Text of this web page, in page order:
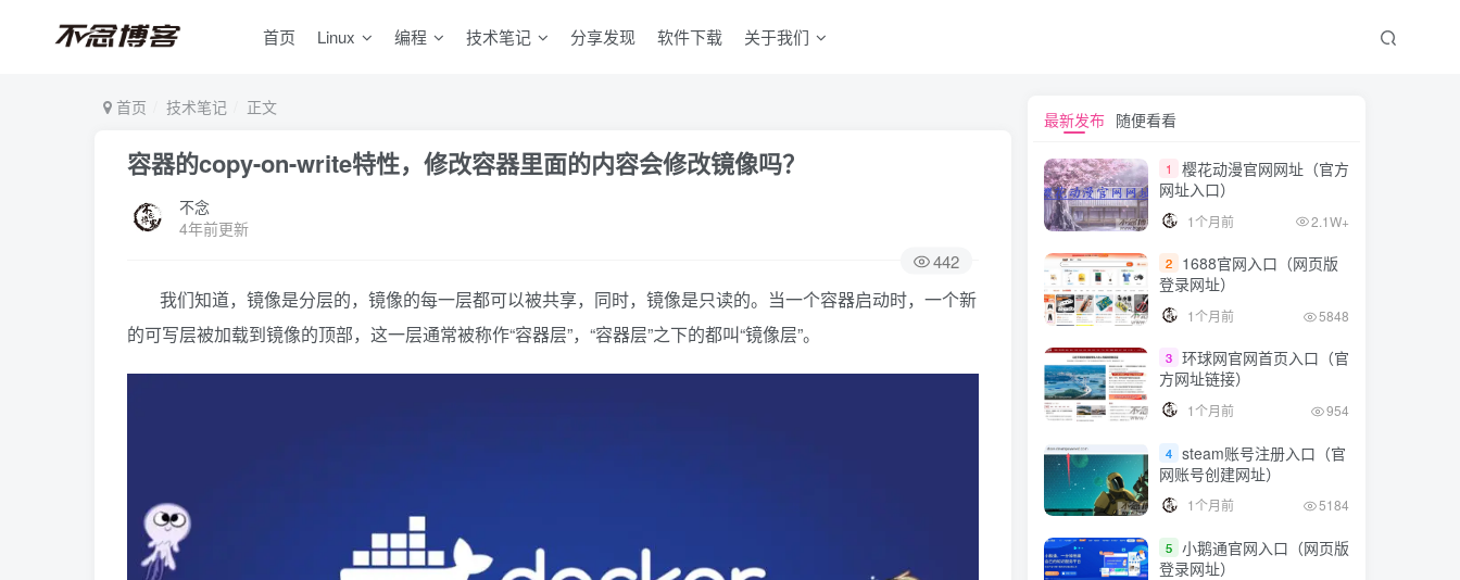
首页 Linux 编程 技术笔记 分享发现 软件下载 关于我们
首页 技术笔记 正文
容器的copy-on-write特性，修改容器里面的内容会修改镜像吗？
不念
4年前更新
442
我们知道，镜像是分层的，镜像的每一层都可以被共享，同时，镜像是只读的。当一个容器启动时，一个新
的可写层被加载到镜像的顶部，这一层通常被称作“容器层”，“容器层”之下的都叫“镜像层”。
最新发布 随便看看
1
樱花动漫官网网址（官方
网址入口）
1个月前 2.1W+
2
1688官网入口（网页版
登录网址）
1个月前 5848
3 环球网官网首页入口（官
方网址链接）
1个月前 954
4 steam账号注册入口（官
网账号创建网址）
1个月前 5184
5 小鹅通官网入口（网页版
登录网址）